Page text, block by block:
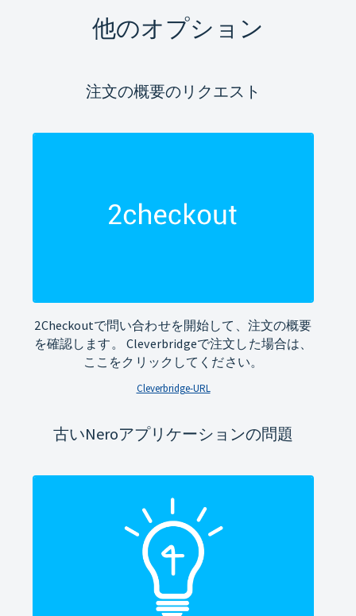
他のオプション
注文の概要のリクエスト
2Checkoutで問い合わせを開始して、注文の概要
を確認します。 Cleverbridgeで注文した場合は、
ここをクリックしてください。
Cleverbridge-URL
古いNeroアプリケーションの問題